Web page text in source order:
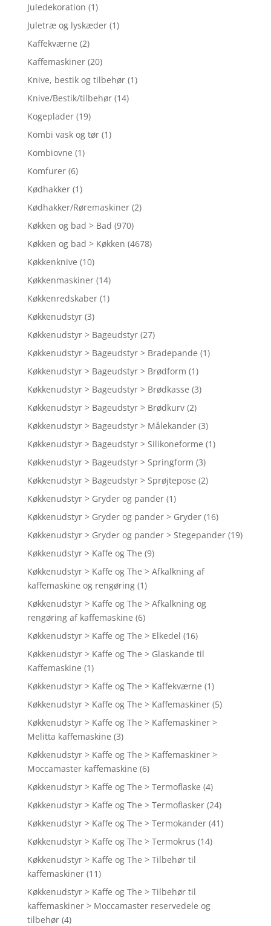
Juledekoration (1)
Juletræ og lyskæder (1)
Kaffekværne (2)
Kaffemaskiner (20)
Knive, bestik og tilbehør (1)
Knive/Bestik/tilbehør (14)
Kogeplader (19)
Kombi vask og tør (1)
Kombiovne (1)
Komfurer (6)
Kødhakker (1)
Kødhakker/Røremaskiner (2)
Køkken og bad > Bad (970)
Køkken og bad > Køkken (4678)
Køkkenknive (10)
Køkkenmaskiner (14)
Køkkenredskaber (1)
Køkkenudstyr (3)
Køkkenudstyr > Bageudstyr (27)
Køkkenudstyr > Bageudstyr > Bradepande (1)
Køkkenudstyr > Bageudstyr > Brødform (1)
Køkkenudstyr > Bageudstyr > Brødkasse (3)
Køkkenudstyr > Bageudstyr > Brødkurv (2)
Køkkenudstyr > Bageudstyr > Målekander (3)
Køkkenudstyr > Bageudstyr > Silikoneforme (1)
Køkkenudstyr > Bageudstyr > Springform (3)
Køkkenudstyr > Bageudstyr > Sprøjtepose (2)
Køkkenudstyr > Gryder og pander (1)
Køkkenudstyr > Gryder og pander > Gryder (16)
Køkkenudstyr > Gryder og pander > Stegepander (19)
Køkkenudstyr > Kaffe og The (9)
Køkkenudstyr > Kaffe og The > Afkalkning af
kaffemaskine og rengøring (1)
Køkkenudstyr > Kaffe og The > Afkalkning og
rengøring af kaffemaskine (6)
Køkkenudstyr > Kaffe og The > Elkedel (16)
Køkkenudstyr > Kaffe og The > Glaskande til
Kaffemaskine (1)
Køkkenudstyr > Kaffe og The > Kaffekværne (1)
Køkkenudstyr > Kaffe og The > Kaffemaskiner (5)
Køkkenudstyr > Kaffe og The > Kaffemaskiner >
Melitta kaffemaskine (3)
Køkkenudstyr > Kaffe og The > Kaffemaskiner >
Moccamaster kaffemaskine (6)
Køkkenudstyr > Kaffe og The > Termoflaske (4)
Køkkenudstyr > Kaffe og The > Termoflasker (24)
Køkkenudstyr > Kaffe og The > Termokander (41)
Køkkenudstyr > Kaffe og The > Termokrus (14)
Køkkenudstyr > Kaffe og The > Tilbehør til
kaffemaskiner (11)
Køkkenudstyr > Kaffe og The > Tilbehør til
kaffemaskiner > Moccamaster reservedele og
tilbehør (4)